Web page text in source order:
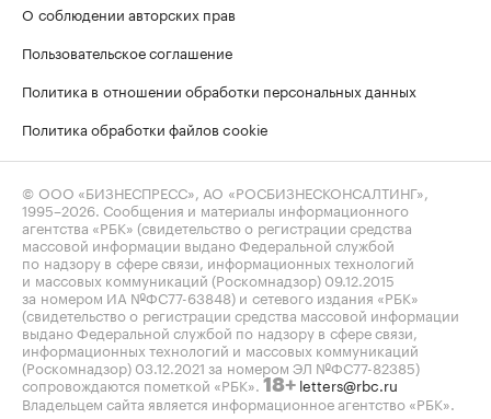
О соблюдении авторских прав
Пользовательское соглашение
Политика в отношении обработки персональных данных
Политика обработки файлов cookie
© ООО «БИЗНЕСПРЕСС», АО «РОСБИЗНЕСКОНСАЛТИНГ»,
1995–2026 . Сообщения и материалы информационного
агентства «РБК» (свидетельство о регистрации средства
массовой информации выдано Федеральной службой
по надзору в сфере связи, информационных технологий
и массовых коммуникаций (Роскомнадзор) 09.12.2015
за номером ИА №ФС77-63848) и сетевого издания «РБК»
(свидетельство о регистрации средства массовой информации
выдано Федеральной службой по надзору в сфере связи,
информационных технологий и массовых коммуникаций
(Роскомнадзор) 03.12.2021 за номером ЭЛ №ФС77-82385)
сопровождаются пометкой «РБК». 18+ letters@rbc.ru
Владельцем сайта является информационное агентство «РБК».